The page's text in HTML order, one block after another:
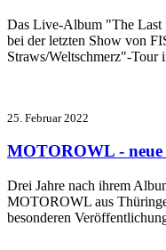
Das Live-Album "The
bei der letzten Show von
Straws/Weltschmerz"-Tour
25. Februar 2022
MOTOROWL -
Drei Jahre nach ihrem
MOTOROWL aus
besonderen